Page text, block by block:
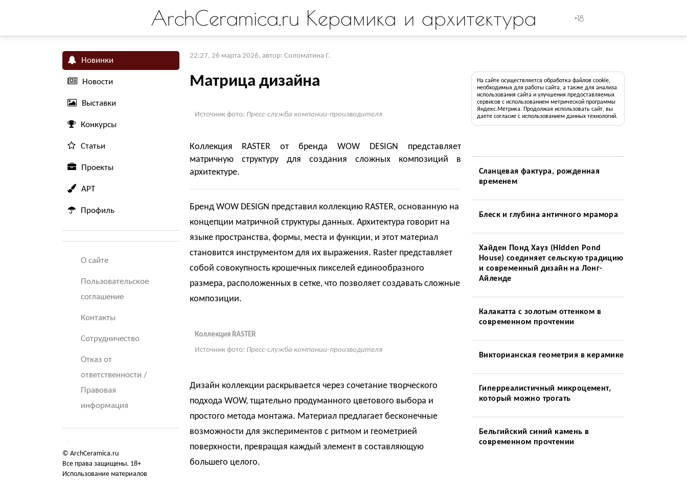
ArchCeramica.ru Керамика и архитектура +18
Новинки
Новости
Выставки
Конкурсы
Статьи
Проекты
АРТ
Профиль
О сайте
Пользовательское
соглашение
Контакты
Сотрудничество
Отказ от
ответственности /
Правовая
информация
© ArchCeramica.ru
Все права защищены. 18+
Использование материалов
22:27, 26 марта 2026, автор: Соломатина Г.
Матрица дизайна
Источник фото: Пресс-служба компании-производителя
Коллекция RASTER от бренда WOW DESIGN представляет
матричную структуру для создания сложных композиций в
архитектуре.
Бренд WOW DESIGN представил коллекцию RASTER, основанную на
концепции матричной структуры данных. Архитектура говорит на
языке пространства, формы, места и функции, и этот материал
становится инструментом для их выражения. Raster представляет
собой совокупность крошечных пикселей единообразного
размера, расположенных в сетке, что позволяет создавать сложные
композиции.
Коллекция RASTER
Источник фото: Пресс-служба компании-производителя
Дизайн коллекции раскрывается через сочетание творческого
подхода WOW, тщательно продуманного цветового выбора и
простого метода монтажа. Материал предлагает бесконечные
возможности для экспериментов с ритмом и геометрией
поверхности, превращая каждый элемент в составляющую
большего целого.
На сайте осуществляется обработка файлов cookie,
необходимых для работы сайта, а также для анализа
использования сайта и улучшения предоставляемых
сервисов с использованием метрической программы
Яндекс.Метрика. Продолжая использовать сайт, вы
даете согласие с использованием данных технологий.
Сланцевая фактура, рожденная
временем
Блеск и глубина античного мрамора
Хайден Понд Хауз (Hidden Pond
House) соединяет сельскую традицию
и современный дизайн на Лонг-
Айленде
Калакатта с золотым оттенком в
современном прочтении
Викторианская геометрия в керамике
Гиперреалистичный микроцемент,
который можно трогать
Бельгийский синий камень в
современном прочтении